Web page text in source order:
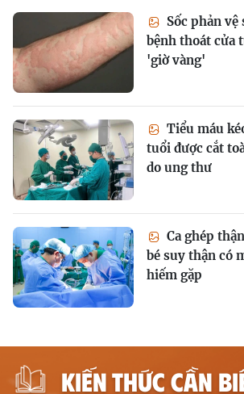
Sốc phản vệ
bệnh thoát cửa
'giờ vàng'
Tiểu máu
tuổi được cắt
do ung thư
Ca ghép
bé suy thận có
hiếm gặp
KIẾN THỨC CẦN